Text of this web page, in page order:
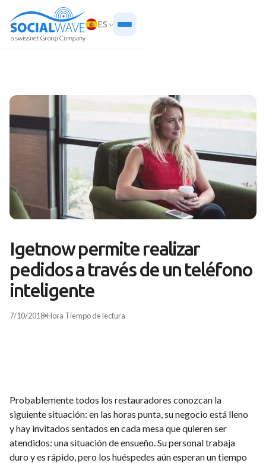
ES
Igetnow permite realizar
pedidos a través de un teléfono
inteligente
7/10/2018 Hora Tiempo de lectura
Probablemente todos los restauradores conozcan la
siguiente situación: en las horas punta, su negocio está lleno
y hay invitados sentados en cada mesa que quieren ser
atendidos: una situación de ensueño. Su personal trabaja
duro y es rápido, pero los huéspedes aún esperan un tiempo